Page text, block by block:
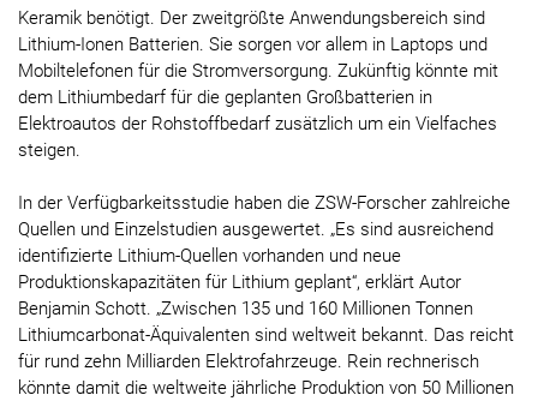
Keramik benötigt. Der zweitgrößte Anwendungsbereich sind
Lithium-Ionen Batterien. Sie sorgen vor allem in Laptops und
Mobiltelefonen für die Stromversorgung. Zukünftig könnte mit
dem Lithiumbedarf für die geplanten Großbatterien in
Elektroautos der Rohstoffbedarf zusätzlich um ein Vielfaches
steigen.
In der Verfügbarkeitsstudie haben die ZSW-Forscher zahlreiche
Quellen und Einzelstudien ausgewertet. „Es sind ausreichend
identifizierte Lithium-Quellen vorhanden und neue
Produktionskapazitäten für Lithium geplant“, erklärt Autor
Benjamin Schott. „Zwischen 135 und 160 Millionen Tonnen
Lithiumcarbonat-Äquivalenten sind weltweit bekannt. Das reicht
für rund zehn Milliarden Elektrofahrzeuge. Rein rechnerisch
könnte damit die weltweite jährliche Produktion von 50 Millionen